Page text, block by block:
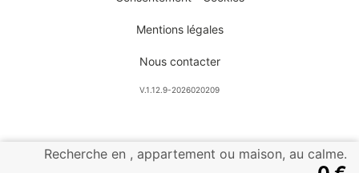
Recherche en , appartement ou maison, au calme.
Mentions légales
Nous contacter
V.1.12.9-2026020209